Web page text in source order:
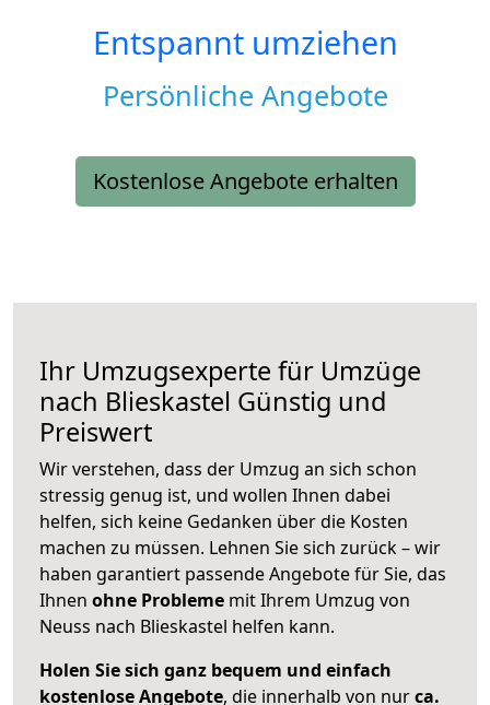
Entspannt umziehen
Persönliche Angebote
Kostenlose Angebote erhalten
Ihr Umzugsexperte für Umzüge
nach Blieskastel Günstig und
Preiswert
Wir verstehen, dass der Umzug an sich schon
stressig genug ist, und wollen Ihnen dabei
helfen, sich keine Gedanken über die Kosten
machen zu müssen. Lehnen Sie sich zurück – wir
haben garantiert passende Angebote für Sie, das
Ihnen ohne Probleme mit Ihrem Umzug von
Neuss nach Blieskastel helfen kann.
Holen Sie sich ganz bequem und einfach
kostenlose Angebote, die innerhalb von nurca.